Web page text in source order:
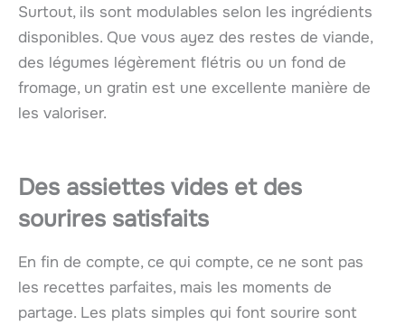
Surtout, ils sont modulables selon les ingrédients
disponibles. Que vous ayez des restes de viande,
des légumes légèrement flétris ou un fond de
fromage, un gratin est une excellente manière de
les valoriser.
Des assiettes vides et des
sourires satisfaits
En fin de compte, ce qui compte, ce ne sont pas
les recettes parfaites, mais les moments de
partage. Les plats simples qui font sourire sont